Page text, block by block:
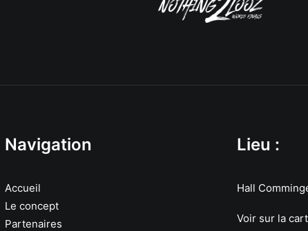
Navigation
Accueil
Le concept
Partenaires
Lieu :
Hall
Voir sur la